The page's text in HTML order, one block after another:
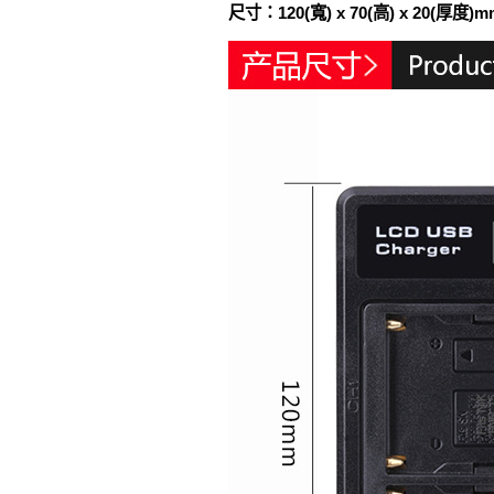
尺寸：120(寬) x 70(高) x 20(厚度